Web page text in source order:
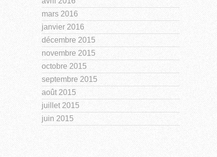
mars 2016
janvier 2016
décembre 2015
novembre 2015
octobre 2015
septembre 2015
août 2015
juillet 2015
juin 2015